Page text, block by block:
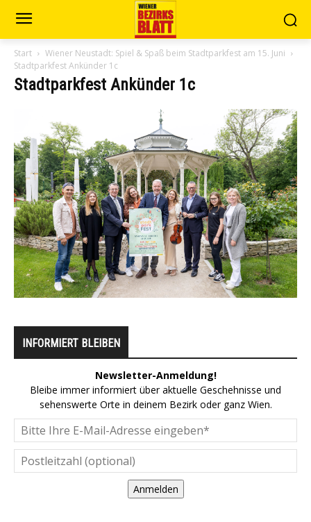
Start
Wiener Neustadt: Spiel & Spaß beim Stadtparkfest am 15. Juni
Stadtparkfest Ankünder 1c
Stadtparkfest Ankünder 1c
INFORMIERT BLEIBEN
Newsletter-Anmeldung!
Bleibe immer informiert über aktuelle Geschehnisse und
sehenswerte Orte in deinem Bezirk oder ganz Wien.
Anmelden